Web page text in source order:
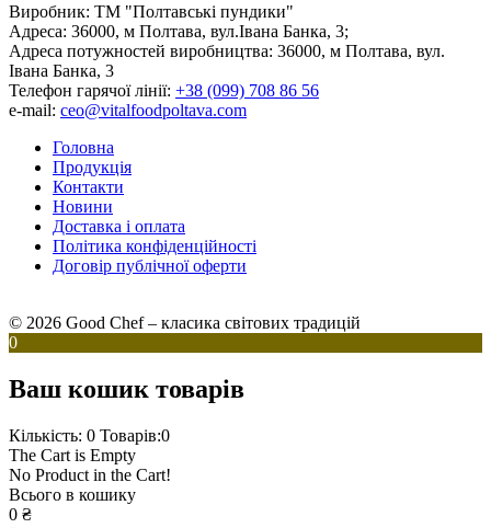
Виробник: ТМ "Полтавські пундики"
Адреса: 36000, м Полтава, вул.Івана Банка, 3;
Адреса потужностей виробництва: 36000, м Полтава, вул.
Івана Банка, 3
Телефон гарячої лінії: +38 (099) 708 86 56
e-mail: ceo@vitalfoodpoltava.com
Головна
Продукція
Контакти
Новини
Доставка і оплата
Політика конфіденційності
Договір публічної оферти
© 2026 Good Chef – класика світових традицій
0
Ваш кошик товарів
Кількість: 0 Товарів:0
The Cart is Empty
No Product in the Cart!
Всього в кошику
0 ₴